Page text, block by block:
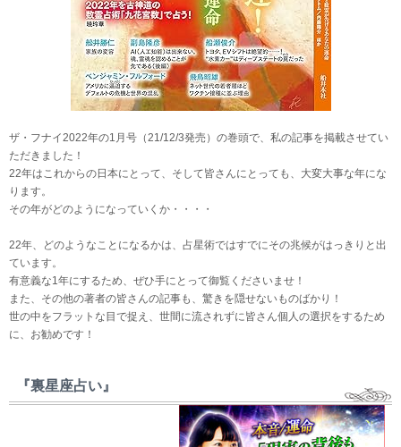
ザ・フナイ2022年の1月号（21/12/3発売）の巻頭で、私の記事を掲載させてい
ただきました！
22年はこれからの日本にとって、そして皆さんにとっても、大変大事な年にな
ります。
その年がどのようになっていくか・・・・
22年、どのようなことになるかは、占星術ではすでにその兆候がはっきりと出
ています。
有意義な1年にするため、ぜひ手にとって御覧くださいませ！
また、その他の著者の皆さんの記事も、驚きを隠せないものばかり！
世の中をフラットな目で捉え、世間に流されずに皆さん個人の選択をするため
に、お勧めです！
『裏星座占い』